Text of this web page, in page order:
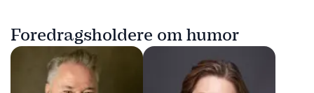
Foredragsholdere om humor